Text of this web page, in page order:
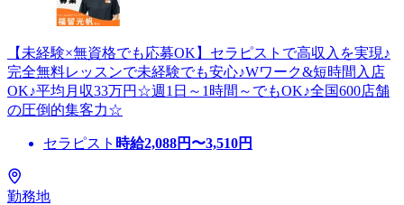
【未経験×無資格でも応募OK】セラピストで高収入を実現♪
完全無料レッスンで未経験でも安心♪Wワーク&短時間入店
OK♪平均月収33万円☆週1日～1時間～でもOK♪全国600店舗
の圧倒的集客力☆
セラピスト 時給2,088円〜3,510円
勤務地